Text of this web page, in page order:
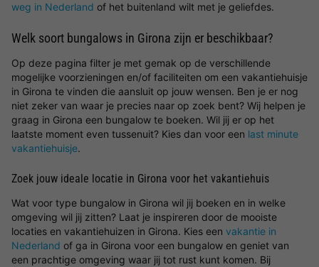
weg in Nederland of het buitenland wilt met je geliefdes.
Welk soort bungalows in Girona zijn er beschikbaar?
Op deze pagina filter je met gemak op de verschillende
mogelijke voorzieningen en/of faciliteiten om een vakantiehuisje
in Girona te vinden die aansluit op jouw wensen. Ben je er nog
niet zeker van waar je precies naar op zoek bent? Wij helpen je
graag in Girona een bungalow te boeken. Wil jij er op het
laatste moment even tussenuit? Kies dan voor een last minute
vakantiehuisje.
Zoek jouw ideale locatie in Girona voor het vakantiehuis
Wat voor type bungalow in Girona wil jij boeken en in welke
omgeving wil jij zitten? Laat je inspireren door de mooiste
locaties en vakantiehuizen in Girona. Kies een vakantie in
Nederland of ga in Girona voor een bungalow en geniet van
een prachtige omgeving waar jij tot rust kunt komen. Bij